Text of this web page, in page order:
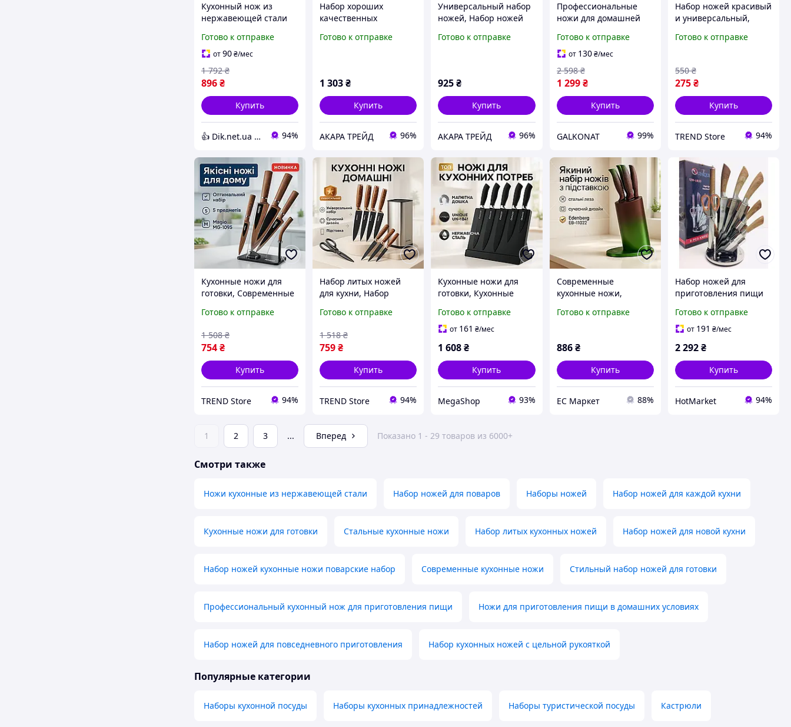
Кухонный нож из
нержавеющей стали
Комплект острых
ножей для кухни,
Набор ножей бытовой
GZ-39
Готово к отправке
от90₴/мес
896₴
1 792 ₴
Купить
👍 Dik.net.ua - Интернет магазин 94%
Набор хороших
качественных
ножей для поваров,
Готово к отправке
1 303₴
Купить
АКАРА ТРЕЙД 96%
Универсальный набор
ножей, Набор ножей
Ножи кухонные
Готово к отправке
925₴
Купить
АКАРА ТРЕЙД 96%
Профессиональные
ножи для домашней
Топ лучших ножей для
кухни KY-41
Готово к отправке
от 130 ₴/мес
1 299 ₴
2 598 ₴
Купить
GALKONAT 99%
Набор ножей красивый
и универсальный,
профессиональные,
нарезания YS-70
Готово к отправке
275₴
550 ₴
Купить
TREND Store 94%
Кухонные ножи для
готовки, Современные
ножей бытовой
Готово к отправке
754₴
1 508 ₴
Купить
TREND Store 94%
Набор литых ножей
для кухни, Набор
дизайном для новой
Готово к отправке
759₴
1 518 ₴
Купить
TREND Store 94%
Кухонные ножи для
готовки, Кухонные
качества Товары для
кухни CQ-32
Готово к отправке
от 161 ₴/мес
1 608₴
Купить
MegaShop 93%
Современные
кухонные ножи,
ножи для домашней
Готово к отправке
886 ₴
Купить
EC Маркет 88%
Набор ножей для
приготовления пищи
Бюджетные кухонные
ножи, Набор ножей для
Готово к отправке
от 191 ₴/мес
2 292₴
Купить
HotMarket 94%
1 2 3 ... Вперед Показано 1 - 29 товаров из 6000+
Смотри также
Ножи кухонные из нержавеющей стали Набор ножей для поваров Наборы ножей Набор ножей для каждой кухни
Кухонные ножи для готовки Стальные кухонные ножи Набор литых кухонных ножей Набор ножей для новой кухни
Набор ножей кухонные ножи поварские набор Современные кухонные ножи Стильный набор ножей для готовки
Профессиональный кухонный нож для приготовления пищи Ножи для приготовления пищи в домашних условиях
Набор ножей для повседневного приготовления Набор кухонных ножей с цельной рукояткой
Популярные категории
Наборы кухонной посуды Наборы кухонных принадлежностей Наборы туристической посуды Кастрюли